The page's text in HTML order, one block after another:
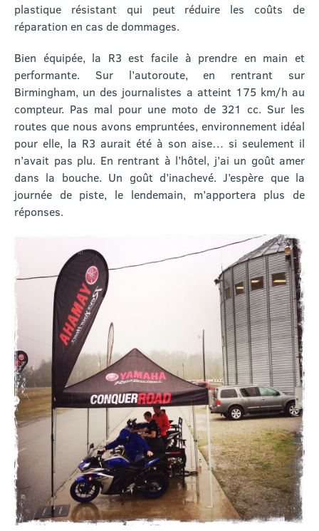
plastique résistant qui peut réduire les coûts de
réparation en cas de dommages.
Bien équipée, la R3 est facile à prendre en main et
performante. Sur l’autoroute, en rentrant sur
Birmingham, un des journalistes a atteint 175 km/h au
compteur. Pas mal pour une moto de 321 cc. Sur les
routes que nous avons empruntées, environnement idéal
pour elle, la R3 aurait été à son aise… si seulement il
n’avait pas plu. En rentrant à l’hôtel, j’ai un goût amer
dans la bouche. Un goût d’inachevé. J’espère que la
journée de piste, le lendemain, m’apportera plus de
réponses.